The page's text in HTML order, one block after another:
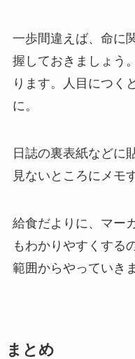
一歩間違えば、命に
握しておきましょう
ります。人目につく
に。
日誌の裏表紙などに
見ないところにメモ
給食だよりに、マー
もわかりやすくする
範囲からやっていき
まとめ